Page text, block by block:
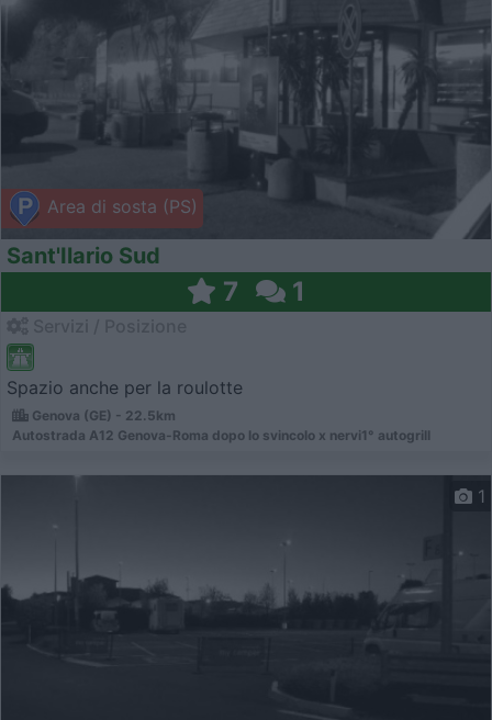
Area di sosta (PS)
Sant'Ilario Sud
7 1
Spazio anche per la roulotte
Genova (GE) - 22.5km
Autostrada A12 Genova-Roma dopo lo svincolo x nervi1° autogrill
1